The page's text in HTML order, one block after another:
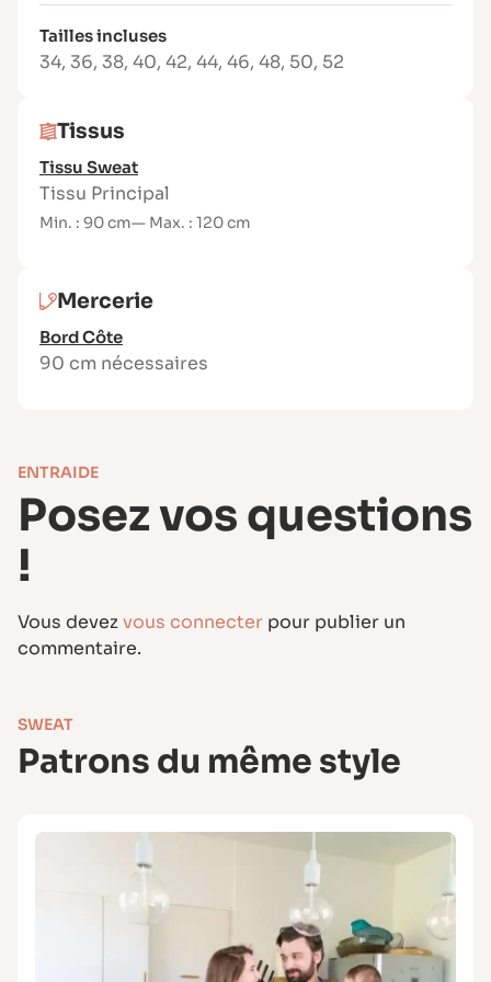
Tissus pour sweat : jersey, french terry, maille
pull, complétés de bord-côte assorti.
Tailles incluses
34, 36, 38, 40, 42, 44, 46, 48, 50, 52
Tissus
Tissu Sweat
Tissu Principal
Min. : 90 cm— Max. : 120 cm
Mercerie
Bord Côte
90 cm nécessaires
ENTRAIDE
Posez vos questions
!
Vous devezvous connecter pour publier un
commentaire.
SWEAT
Patrons du même style